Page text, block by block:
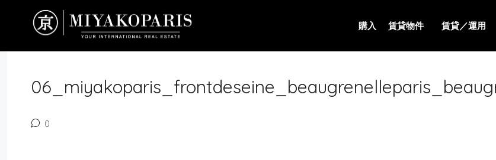
購入 賃貸物件 賃貸／運用
0